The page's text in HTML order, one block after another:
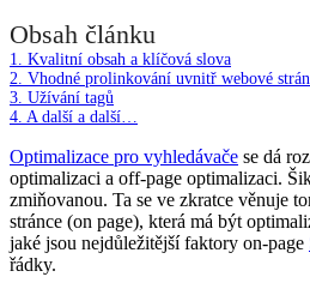
Obsah článku
1.
Kvalitní obsah a klíčová slova
2. Vhodné prolinkování uvnitř webové
3. Užívání tagů
4. A další a další…
Optimalizace pro vyhledávače se dá
optimalizaci a off-page optimalizaci.
zmiňovanou. Ta se ve zkratce věnuje
stránce (on page), která má být
jaké jsou nejdůležitější faktory on-page
řádky.